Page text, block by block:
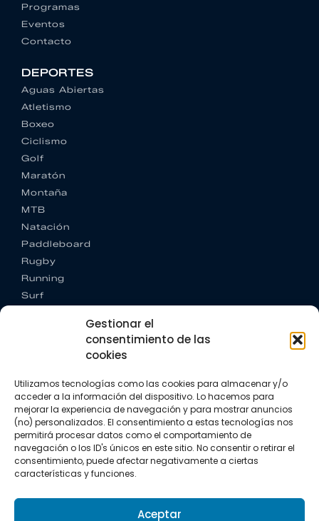
Gestionar el
consentimiento de las
cookies
Utilizamos tecnologías como las cookies para almacenar y/o
acceder a la información del dispositivo. Lo hacemos para
mejorar la experiencia de navegación y para mostrar anuncios
(no) personalizados. El consentimiento a estas tecnologías nos
permitirá procesar datos como el comportamiento de
navegación o los ID's únicos en este sitio. No consentir o retirar el
consentimiento, puede afectar negativamente a ciertas
características y funciones.
Aceptar
Programas
Eventos
Contacto
DEPORTES
Aguas Abiertas
Atletismo
Boxeo
Ciclismo
Golf
Maratón
Montaña
MTB
Natación
Paddleboard
Rugby
Running
Surf
CONTACTO
+34 662 342 177
info@vkssport.com
SÍGUENOS
Política de privacidad